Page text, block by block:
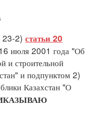
23-2) статьи 20
июля 2001 года "Об
и строительной
и подпунктом 2)
Казахстан "О